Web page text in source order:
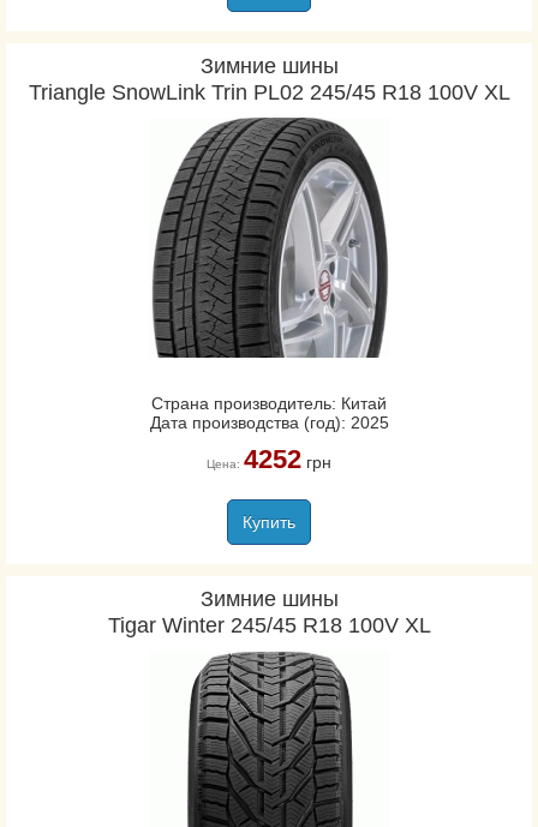
Зимние шины
Triangle SnowLink Trin PL02 245/45 R18 100V XL
Страна производитель: Китай
Дата производства (год): 2025
Цена: 4252грн
Купить
Зимние шины
Tigar Winter 245/45 R18 100V XL